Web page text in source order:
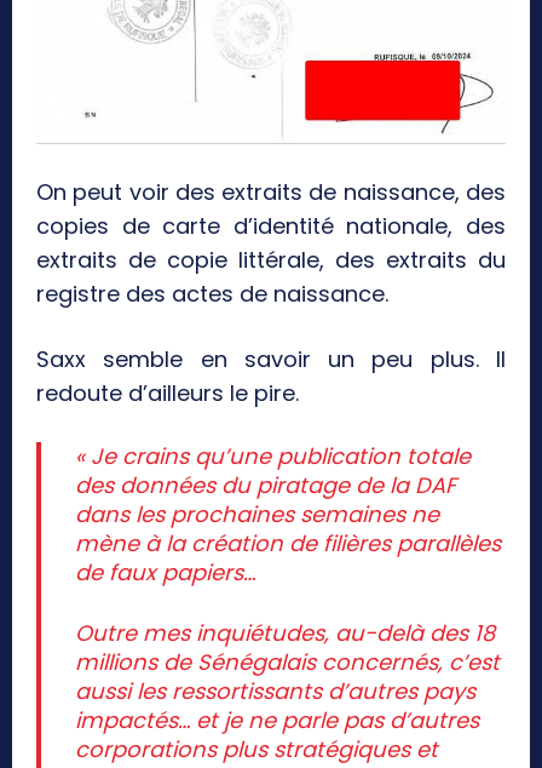
On peut voir des extraits de naissance, des
copies de carte d’identité nationale, des
extraits de copie littérale, des extraits du
registre des actes de naissance.
Saxx semble en savoir un peu plus. Il
redoute d’ailleurs le pire.
« Je crains qu’une publication totale
des données du piratage de la DAF
dans les prochaines semaines ne
mène à la création de filières parallèles
de faux papiers…
Outre mes inquiétudes, au-delà des 18
millions de Sénégalais concernés, c’est
aussi les ressortissants d’autres pays
impactés… et je ne parle pas d’autres
corporations plus stratégiques et